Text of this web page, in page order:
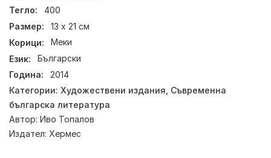
Тегло:
400
Размер:
13 x 21 см
Корици:
Меки
Език:
Български
Година:
2014
Категории: Художествени издания Съвременна
българска литература
Автор: Иво Топалов
Издател: Хермес